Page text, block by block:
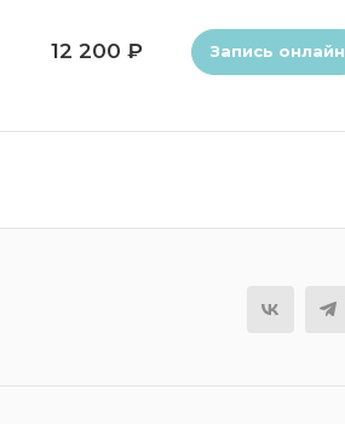
12 200 ₽ Запись онлайн